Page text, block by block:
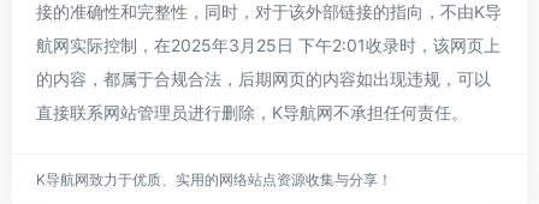
接的准确性和完整性，同时，对于该外部链接的指向，不由K导
航网实际控制，在2025年3月25日 下午2:01收录时，该网页上
的内容，都属于合规合法，后期网页的内容如出现违规，可以
直接联系网站管理员进行删除，K导航网不承担任何责任。
K导航网致力于优质、实用的网络站点资源收集与分享！